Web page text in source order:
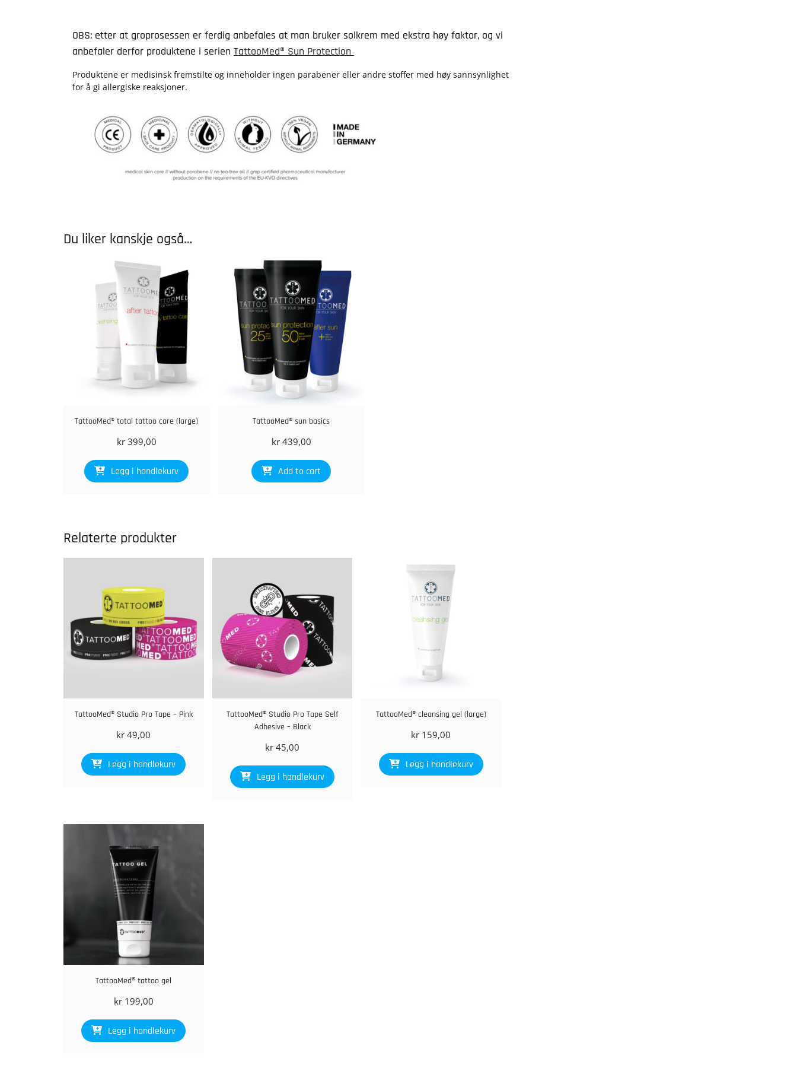
OBS: etter at groprosessen er ferdig anbefales at man bruker solkrem med ekstra høy faktor, og vi
anbefaler derfor produktene i serien TattooMed® Sun Protection
Produktene er medisinsk fremstilte og inneholder ingen parabener eller andre stoffer med høy sannsynlighet
for å gi allergiske reaksjoner.
Du liker kanskje også…
TattooMed® total tattoo care (large)
kr399,00
Legg i handlekurv
TattooMed® sun basics
kr439,00
Add to cart
Relaterte produkter
TattooMed® Studio Pro Tape – Pink
kr 49,00
Legg i handlekurv
TattooMed® Studio Pro Tape Self
Adhesive – Black
kr 45,00
Legg i handlekurv
TattooMed® cleansing gel (large)
kr 159,00
Legg i handlekurv
TattooMed® tattoo gel
kr199,00
Legg i handlekurv